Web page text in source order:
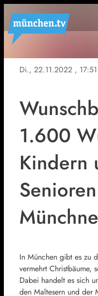
Di., 22.11.2022 ,
1.600
Kindern
In München gibt es zu
vermehrt Christbäume,
Dabei handelt es sich
den Maltesern und der